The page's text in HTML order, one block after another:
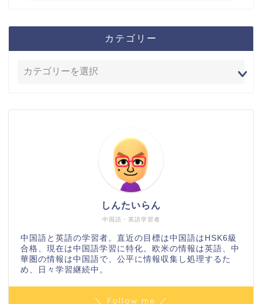
カテゴリー
中国語・英語学習者
しんたいらん
中国語と英語の学習者。直近の目標は中国語はHSK6級
合格、現在は中国語学習に特化。欧米の情報は英語、中
華圏の情報は中国語で、公平に情報収集し処理するた
め、日々学習継続中。
＼ Follow me ／